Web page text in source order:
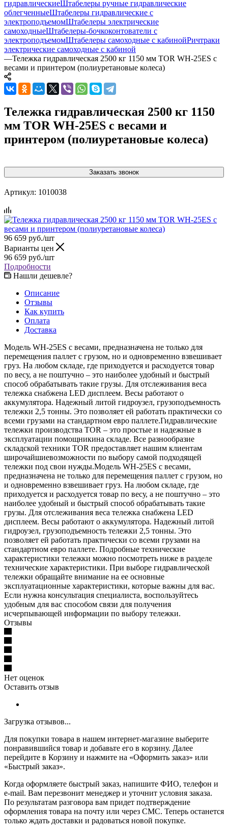
гидравлическиеШтабелеры ручные гидравлические
облегченныеШтабелеры гидравлические c
электроподъемомШтабелеры электрические
самоходныеШтабелеры-бочкоконтователи с
электроподъемомШтабелеры самоходные с кабинойРичтраки
электрические самоходные с кабиной
—Тележка гидравлическая 2500 кг 1150 мм TOR WH-25ES с
весами и принтером (полиуретановые колеса)
Тележка гидравлическая 2500 кг 1150
мм TOR WH-25ES с весами и
принтером (полиуретановые колеса)
Заказать звонок
Артикул: 1010038
96 659 руб./шт
Варианты цен
96 659 руб./шт
Подробности
Нашли дешевле?
Описание
Отзывы
Как купить
Оплата
Доставка
Модель WH-25ES с весами, предназначена не только для
перемещения паллет с грузом, но и одновременно взвешивает
груз. На любом складе, где приходуется и расходуется товар
по весу, а не поштучно – это наиболее удобный и быстрый
способ обрабатывать такие грузы. Для отслеживания веса
тележка снабжена LED дисплеем. Весы работают о
аккумулятора. Надежный литой гидроузел, грузоподъемность
тележки 2,5 тонны. Это позволяет ей работать практически со
всеми грузами на стандартном евро паллете.Гидравлические
тележки производства TOR – это простые и надежные в
эксплуатации помощникина складе. Все разнообразие
складской техники TOR предоставляет нашим клиентам
широчайшиевозможности по выбору самой подходящей
тележки под свои нужды.Модель WH-25ES с весами,
предназначена не только для перемещения паллет с грузом, но
и одновременно взвешивает груз. На любом складе, где
приходуется и расходуется товар по весу, а не поштучно – это
наиболее удобный и быстрый способ обрабатывать такие
грузы. Для отслеживания веса тележка снабжена LED
дисплеем. Весы работают о аккумулятора. Надежный литой
гидроузел, грузоподъемность тележки 2,5 тонны. Это
позволяет ей работать практически со всеми грузами на
стандартном евро паллете. Подробные технические
характеристики тележки можно посмотреть ниже в разделе
технические характеристики. При выборе гидравлической
тележки обращайте внимание на ее основные
эксплуатационные характеристики, которые важны для вас.
Если нужна консультация специалиста, воспользуйтесь
удобным для вас способом связи для получения
исчерпывающей информации по выбору тележки.
Отзывы
Нет оценок
Оставить отзыв
Загрузка отзывов...
Для покупки товара в нашем интернет-магазине выберите
понравившийся товар и добавьте его в корзину. Далее
перейдите в Корзину и нажмите на «Оформить заказ» или
«Быстрый заказ».
Когда оформляете быстрый заказ, напишите ФИО, телефон и
e-mail. Вам перезвонит менеджер и уточнит условия заказа.
По результатам разговора вам придет подтверждение
оформления товара на почту или через СМС. Теперь останется
только ждать доставки и радоваться новой покупке.